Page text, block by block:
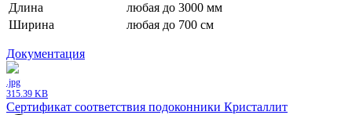
Длина
любая до 3000 мм
Ширина
любая до 700 см
Документация
.jpg
315.39 KB
Сертификат соответствия подоконники Кристаллит